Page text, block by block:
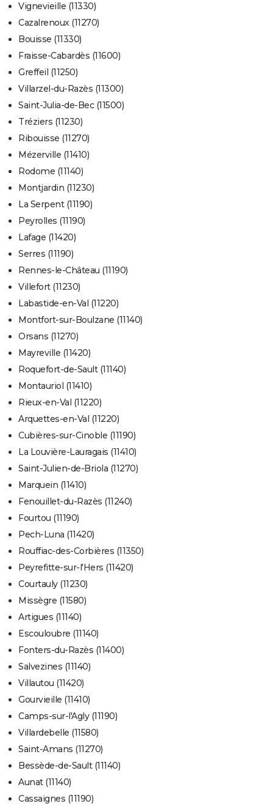
Vignevieille (11330)
Cazalrenoux (11270)
Bouisse (11330)
Fraisse-Cabardès (11600)
Greffeil (11250)
Villarzel-du-Razès (11300)
Saint-Julia-de-Bec (11500)
Tréziers (11230)
Ribouisse (11270)
Mézerville (11410)
Rodome (11140)
Montjardin (11230)
La Serpent (11190)
Peyrolles (11190)
Lafage (11420)
Serres (11190)
Rennes-le-Château (11190)
Villefort (11230)
Labastide-en-Val (11220)
Montfort-sur-Boulzane (11140)
Orsans (11270)
Mayreville (11420)
Roquefort-de-Sault (11140)
Montauriol (11410)
Rieux-en-Val (11220)
Arquettes-en-Val (11220)
Cubières-sur-Cinoble (11190)
La Louvière-Lauragais (11410)
Saint-Julien-de-Briola (11270)
Marquein (11410)
Fenouillet-du-Razès (11240)
Fourtou (11190)
Pech-Luna (11420)
Rouffiac-des-Corbières (11350)
Peyrefitte-sur-l'Hers (11420)
Courtauly (11230)
Missègre (11580)
Artigues (11140)
Escouloubre (11140)
Fonters-du-Razès (11400)
Salvezines (11140)
Villautou (11420)
Gourvieille (11410)
Camps-sur-l'Agly (11190)
Villardebelle (11580)
Saint-Amans (11270)
Bessède-de-Sault (11140)
Aunat (11140)
Cassaignes (11190)